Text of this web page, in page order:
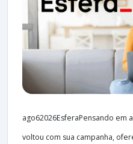
ago62026EsferaPensando em
voltou com sua campanha,